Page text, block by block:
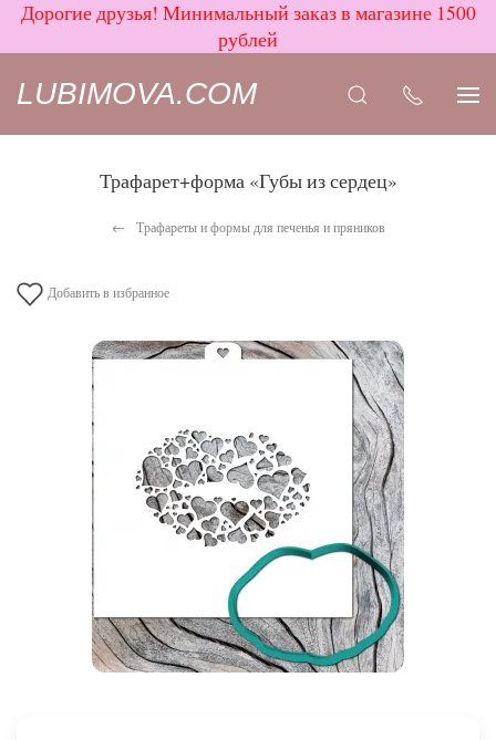
Дорогие друзья! Минимальный заказ в магазине 1500
рублей
LUBIMOVA.COM
Трафарет+форма «Губы из сердец»
Трафареты и формы для печенья и пряников
Добавить в избранное